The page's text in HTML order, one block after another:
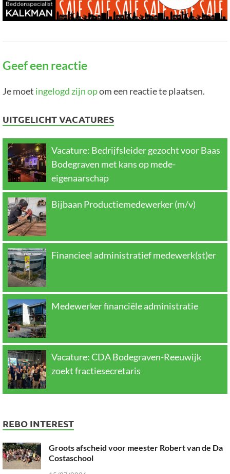
Geef een reactie
Je moet ingelogd zijn opom een reactie te plaatsen.
UITGELICHT VACATURES
Vacature: Bedrijfsleider gezocht voor Baas
Bodegraven met kans op mede-
eigenaarschap
Bijbaan Productiemedewerker (m/v)
Financieel administratief medewerk(st)er
Medewerker financiële administratie
Vacature: CDA Bodegraven-Reeuwijk
zoekt fractiesecretaris
REBO INTEREST
Groots afscheid voor meester Robert van de Da
Costaschool